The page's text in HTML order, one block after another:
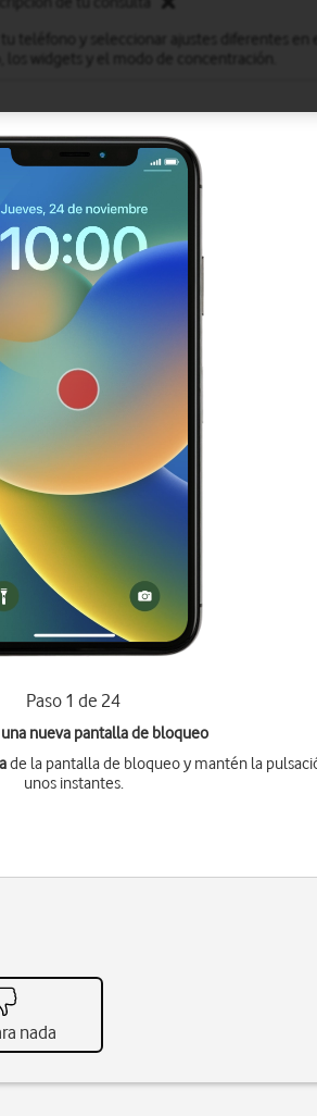
teléfono y seleccionar ajustes diferentes
Paso 1 de 24
nueva pantalla de bloqueo
de la pantalla de bloqueo y mantén la
unos instantes.
nada